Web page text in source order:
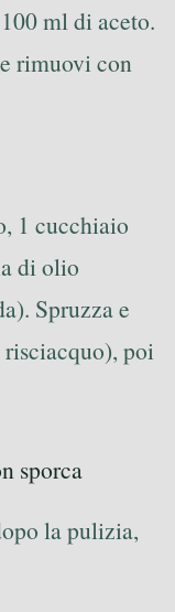
ml di aceto.
rimuovi con
1 cucchiaio
di olio
Spruzza e
poi
sporca
la pulizia,